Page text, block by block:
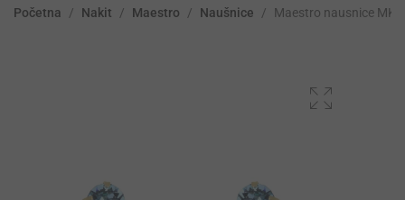
Početna / Nakit / Maestro / Naušnice / Maestro nausnice